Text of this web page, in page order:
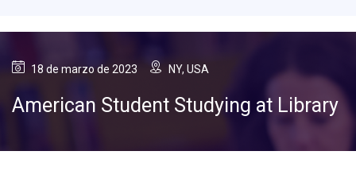
18 de marzo de 2023 NY, USA
American Student Studying at Library